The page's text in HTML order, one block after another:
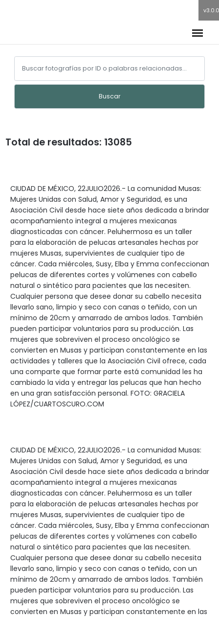
v3.0.0
Buscar
Total de resultados: 13085
CIUDAD DE MÉXICO, 22JULIO2026.- La comunidad Musas:
Mujeres Unidas con Salud, Amor y Seguridad, es una
Asociación Civil desde hace siete años dedicada a brindar
acompañamiento integral a mujeres mexicanas
diagnosticadas con cáncer. Peluhermosa es un taller
para la elaboración de pelucas artesanales hechas por
mujeres Musas, supervivientes de cualquier tipo de
cáncer. Cada miércoles, Susy, Elba y Emma confeccionan
pelucas de diferentes cortes y volúmenes con cabello
natural o sintético para pacientes que las necesiten.
Cualquier persona que desee donar su cabello necesita
llevarlo sano, limpio y seco con canas o teñido, con un
mínimo de 20cm y amarrado de ambos lados. También
pueden participar voluntarios para su producción. Las
mujeres que sobreviven el proceso oncológico se
convierten en Musas y participan constantemente en las
actividades y talleres que la Asociación Civil ofrece, cada
una comparte que formar parte está comunidad les ha
cambiado la vida y entregar las pelucas que han hecho
en una gran satisfacción personal. FOTO: GRACIELA
LÓPEZ/CUARTOSCURO.COM
CIUDAD DE MÉXICO, 22JULIO2026.- La comunidad Musas:
Mujeres Unidas con Salud, Amor y Seguridad, es una
Asociación Civil desde hace siete años dedicada a brindar
acompañamiento integral a mujeres mexicanas
diagnosticadas con cáncer. Peluhermosa es un taller
para la elaboración de pelucas artesanales hechas por
mujeres Musas, supervivientes de cualquier tipo de
cáncer. Cada miércoles, Susy, Elba y Emma confeccionan
pelucas de diferentes cortes y volúmenes con cabello
natural o sintético para pacientes que las necesiten.
Cualquier persona que desee donar su cabello necesita
llevarlo sano, limpio y seco con canas o teñido, con un
mínimo de 20cm y amarrado de ambos lados. También
pueden participar voluntarios para su producción. Las
mujeres que sobreviven el proceso oncológico se
convierten en Musas y participan constantemente en las